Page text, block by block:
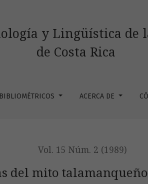
los dioses de las tormentas
y Lingüística de
de Costa Rica
ACERCA DE
Vol. 15 Núm. 2 (1989)
del mito